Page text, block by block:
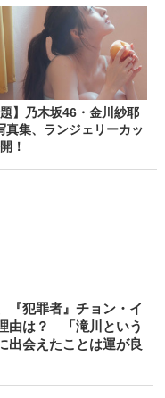
題】乃木坂46・金川紗耶
真集、ランジェリーカッ
！
『犯罪者』チョン・イ
由は？ 「滝川という
出会えたことは運が良